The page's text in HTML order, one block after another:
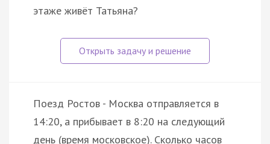
этаже живёт Татьяна?
Поезд Ростов - Москва отправляется в
14:20, а прибывает в 8:20 на следующий
день (время московское). Сколько часов